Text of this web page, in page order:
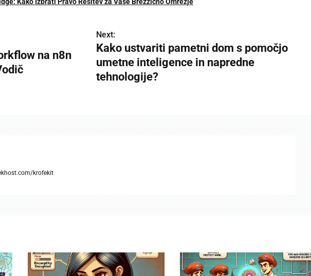
na n8n
Next:
Kako ustvariti pametni dom s pomočjo
umetne inteligence in napredne
tehnologije?
krofekit